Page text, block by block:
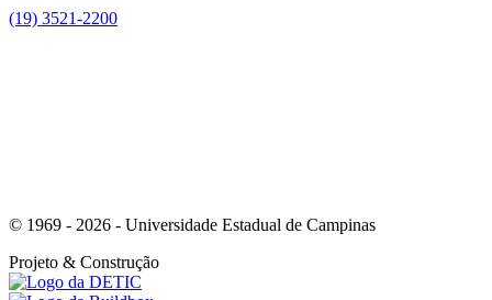
(19) 3521-2200
© 1969 - 2026 - Universidade Estadual de Campinas
Projeto & Construção